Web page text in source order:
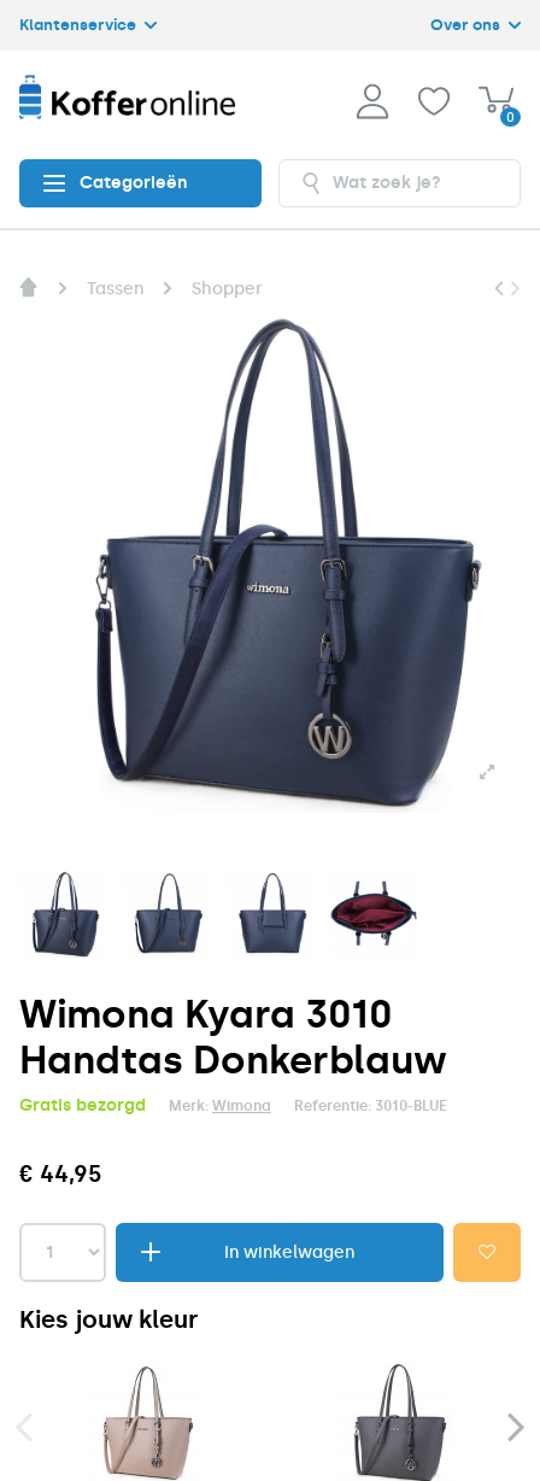
Klantenservice Over ons
0
Categorieën
Tassen Shopper
Wimona Kyara 3010
Handtas Donkerblauw
Gratis bezorgd Merk: Wimona Referentie: 3010-BLUE
€ 44,95
In winkelwagen
Kies jouw kleur